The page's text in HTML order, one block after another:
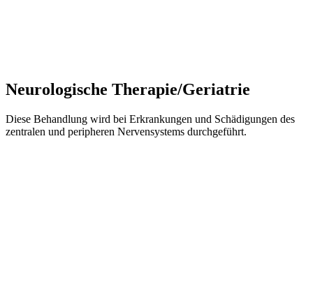
Neurologische Therapie/Geriatrie
Diese Behandlung wird bei Erkrankungen und Schädigungen des
zentralen und peripheren Nervensystems durchgeführt.